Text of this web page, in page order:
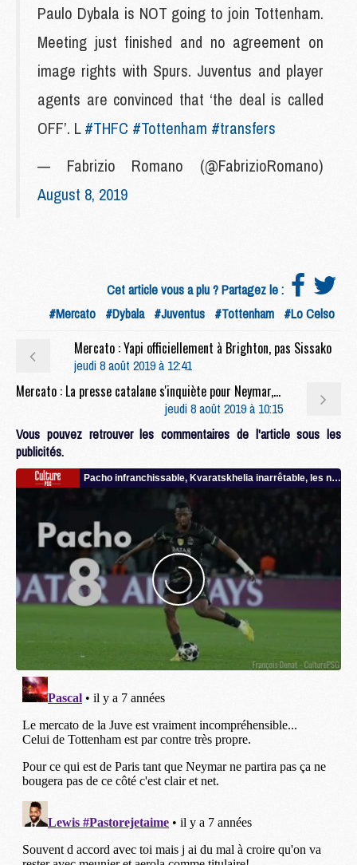
Paulo Dybala is NOT going to join Tottenham.
Meeting just finished and no agreement on
image rights with Spurs. Juventus and player
agents are convinced that ‘the deal is called
OFF’. L#THFC #Tottenham #transfers
— Fabrizio Romano (@FabrizioRomano)
August 8, 2019
Cet article vous a plu ? Partagez le :
#Mercato #Dybala #Juventus #Tottenham #Lo Celso
Mercato : Yapi officiellement à Brighton, pas Sissako
jeudi 8 août 2019 à 12:41
Mercato : La presse catalane s'inquiète pour Neymar, l'intérêt du Real confirmé au Brésil
jeudi 8 août 2019 à 10:15
Vous pouvez retrouver les commentaires de l'article sous les
publicités.